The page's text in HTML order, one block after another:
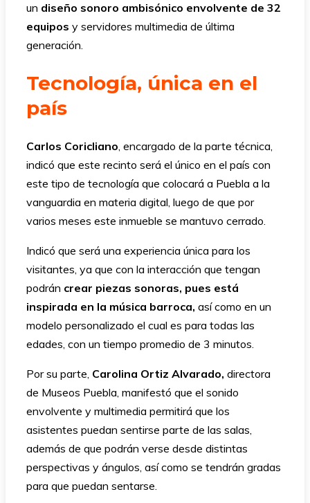
un diseño sonoro ambisónico envolvente de 32
equipos y servidores multimedia de última
generación.
Tecnología, única en el
país
Carlos Coricliano , encargado de la parte técnica,
indicó que este recinto será el único en el país con
este tipo de tecnología que colocará a Puebla a la
vanguardia en materia digital, luego de que por
varios meses este inmueble se mantuvo cerrado.
Indicó que será una experiencia única para los
visitantes, ya que con la interacción que tengan
podrán crear piezas sonoras, pues está
inspirada en la música barroca, así como en un
modelo personalizado el cual es para todas las
edades, con un tiempo promedio de 3 minutos.
Por su parte, Carolina Ortiz Alvarado, directora
de Museos Puebla, manifestó que el sonido
envolvente y multimedia permitirá que los
asistentes puedan sentirse parte de las salas,
además de que podrán verse desde distintas
perspectivas y ángulos, así como se tendrán gradas
para que puedan sentarse.